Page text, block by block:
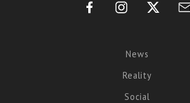
News
Reality
Social